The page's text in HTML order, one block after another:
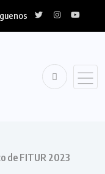
de FITUR 2023